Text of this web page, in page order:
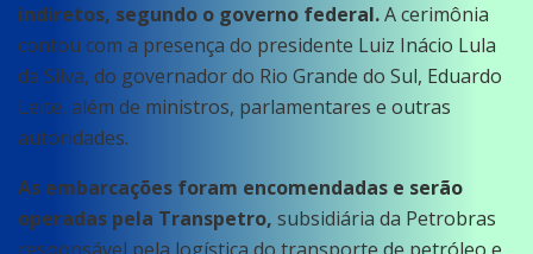
indiretos, segundo o governo federal.A cerimônia
contou com a presença do presidente Luiz Inácio Lula
da Silva, do governador do Rio Grande do Sul, Eduardo
Leite, além de ministros, parlamentares e outras
autoridades.
As embarcações foram encomendadas e serão
operadas pela Transpetro, subsidiária da Petrobras